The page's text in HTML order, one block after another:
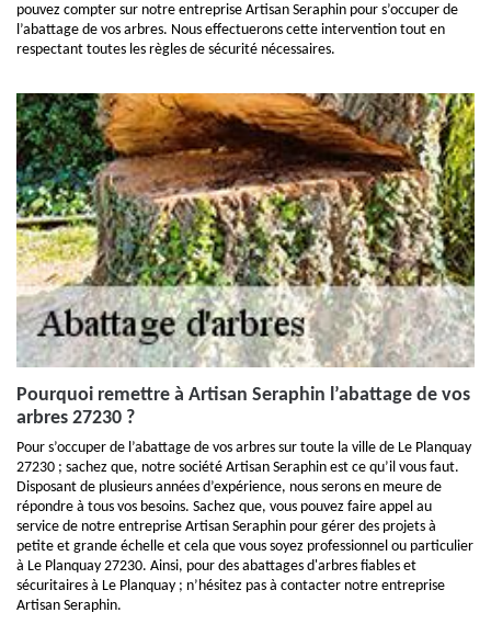
pouvez compter sur notre entreprise Artisan Seraphin pour s’occuper de
l’abattage de vos arbres. Nous effectuerons cette intervention tout en
respectant toutes les règles de sécurité nécessaires.
Pourquoi remettre à Artisan Seraphin l’abattage de vos
arbres 27230 ?
Pour s’occuper de l’abattage de vos arbres sur toute la ville de Le Planquay
27230 ; sachez que, notre société Artisan Seraphin est ce qu’il vous faut.
Disposant de plusieurs années d’expérience, nous serons en meure de
répondre à tous vos besoins. Sachez que, vous pouvez faire appel au
service de notre entreprise Artisan Seraphin pour gérer des projets à
petite et grande échelle et cela que vous soyez professionnel ou particulier
à Le Planquay 27230. Ainsi, pour des abattages d'arbres fiables et
sécuritaires à Le Planquay ; n’hésitez pas à contacter notre entreprise
Artisan Seraphin.